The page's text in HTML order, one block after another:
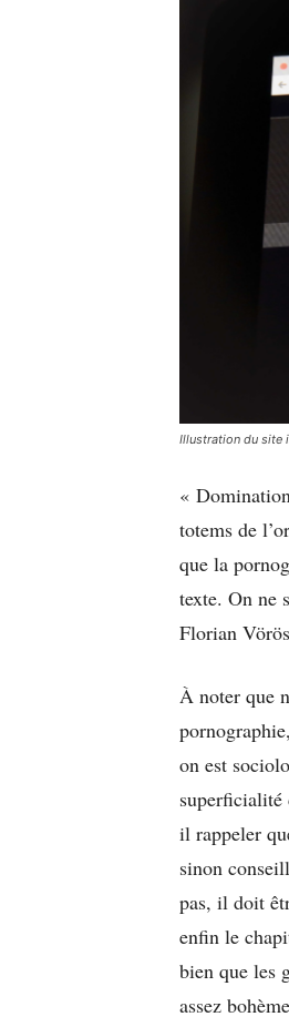
Illustration du site
«
totems de
que la
texte. On ne
Florian
À noter que
on est
superficialité
il rappeler
sinon
pas, il doit
enfin le
bien que les
assez